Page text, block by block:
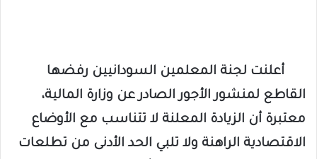
أعلنت لجنة المعلمين السودانيين رفضها
القاطع لمنشور الأجور الصادر عن وزارة المالية،
معتبرة أن الزيادة المعلنة لا تتناسب مع الأوضاع
الاقتصادية الراهنة ولا تلبي الحد الأدنى من تطلعات